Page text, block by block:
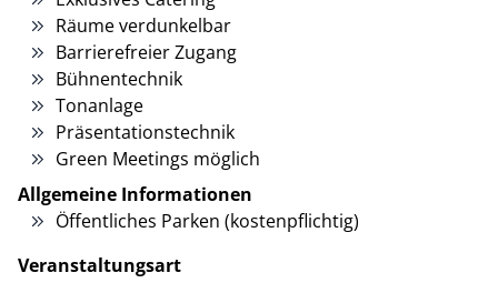
Räume verdunkelbar
Barrierefreier Zugang
Bühnentechnik
Tonanlage
Präsentationstechnik
Green Meetings möglich
Allgemeine Informationen
Öffentliches Parken (kostenpflichtig)
Veranstaltungsart